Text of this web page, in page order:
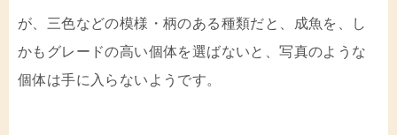
が、三色などの模様・柄のある種類だと、成魚を、し
かもグレードの高い個体を選ばないと、写真のような
個体は手に入らないようです。